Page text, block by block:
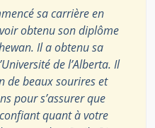
sa carrière en
obtenu son diplôme
Il a obtenu sa
de l’Alberta. Il
de beaux sourires et
pour s’assurer que
quant à votre